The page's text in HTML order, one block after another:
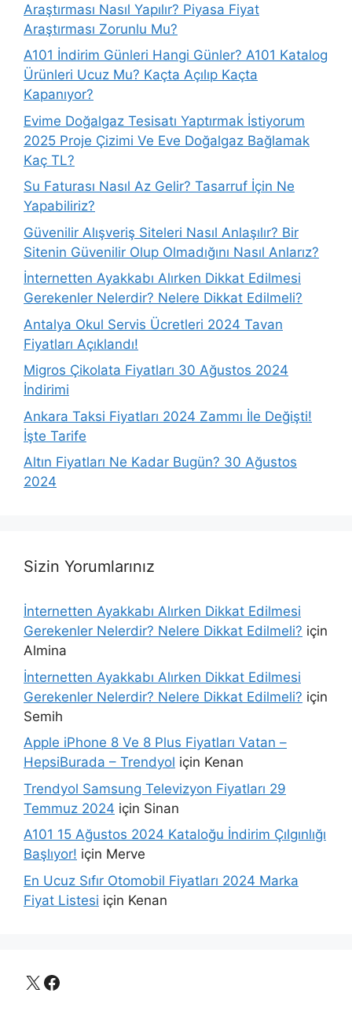
Araştırması Nasıl Yapılır? Piyasa Fiyat
Araştırması Zorunlu Mu?
A101 İndirim Günleri Hangi Günler? A101 Katalog
Ürünleri Ucuz Mu? Kaçta Açılıp Kaçta
Kapanıyor?
Evime Doğalgaz Tesisatı Yaptırmak İstiyorum
2025 Proje Çizimi Ve Eve Doğalgaz Bağlamak
Kaç TL?
Su Faturası Nasıl Az Gelir? Tasarruf İçin Ne
Yapabiliriz?
Güvenilir Alışveriş Siteleri Nasıl Anlaşılır? Bir
Sitenin Güvenilir Olup Olmadığını Nasıl Anlarız?
İnternetten Ayakkabı Alırken Dikkat Edilmesi
Gerekenler Nelerdir? Nelere Dikkat Edilmeli?
Antalya Okul Servis Ücretleri 2024 Tavan
Fiyatları Açıklandı!
Migros Çikolata Fiyatları 30 Ağustos 2024
İndirimi
Ankara Taksi Fiyatları 2024 Zammı İle Değişti!
İşte Tarife
Altın Fiyatları Ne Kadar Bugün? 30 Ağustos
2024
Sizin Yorumlarınız
İnternetten Ayakkabı Alırken Dikkat Edilmesi
Gerekenler Nelerdir? Nelere Dikkat Edilmeli? için
Almina
İnternetten Ayakkabı Alırken Dikkat Edilmesi
Gerekenler Nelerdir? Nelere Dikkat Edilmeli? için
Semih
Apple iPhone 8 Ve 8 Plus Fiyatları Vatan –
HepsiBurada – Trendyol için Kenan
Trendyol Samsung Televizyon Fiyatları 29
Temmuz 2024 için Sinan
A101 15 Ağustos 2024 Kataloğu İndirim Çılgınlığı
Başlıyor! için Merve
En Ucuz Sıfır Otomobil Fiyatları 2024 Marka
Fiyat Listesi için Kenan
X Facebook